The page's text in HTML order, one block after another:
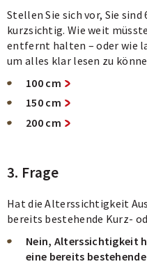
Stellen Sie sich vor, Sie
kurzsichtig. Wie weit
entfernt halten – oder wie
um alles klar lesen zu
100 cm
150 cm
200 cm
3. Frage
Hat die Alterssichtigkeit
bereits bestehende Kurz-
Nein, Alterssichtigkeit
eine bereits